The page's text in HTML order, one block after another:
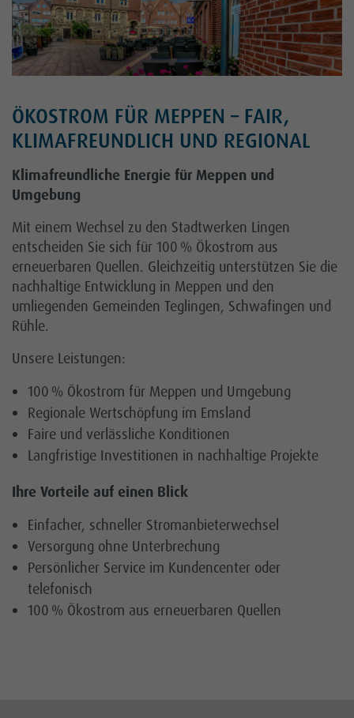
ÖKOSTROM FÜR MEPPEN – FAIR,
KLIMAFREUNDLICH UND REGIONAL
Klimafreundliche Energie für Meppen und
Umgebung
Mit einem Wechsel zu den Stadtwerken Lingen
entscheiden Sie sich für 100 % Ökostrom aus
erneuerbaren Quellen. Gleichzeitig unterstützen Sie die
nachhaltige Entwicklung in Meppen und den
umliegenden Gemeinden Teglingen, Schwafingen und
Rühle.
Unsere Leistungen:
100 % Ökostrom für Meppen und Umgebung
Regionale Wertschöpfung im Emsland
Faire und verlässliche Konditionen
Langfristige Investitionen in nachhaltige Projekte
Ihre Vorteile auf einen Blick
Einfacher, schneller Stromanbieterwechsel
Versorgung ohne Unterbrechung
Persönlicher Service im Kundencenter oder
telefonisch
100 % Ökostrom aus erneuerbaren Quellen